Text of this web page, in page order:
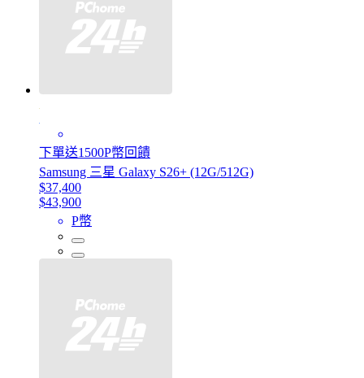
下單送1500P幣回饋
Samsung 三星 Galaxy S26+ (12G/512G)
$37,400
$43,900
P幣